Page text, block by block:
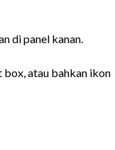
di panel kanan.
atau bahkan ikon